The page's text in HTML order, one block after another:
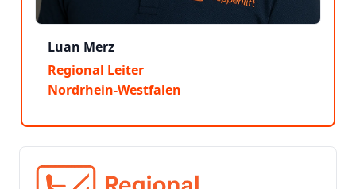
Luan Merz
Regional Leiter
Nordrhein-Westfalen